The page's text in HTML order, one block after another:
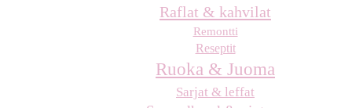
Raflat & kahvilat
Remontti
Reseptit
Ruoka & Juoma
Sarjat & leffat